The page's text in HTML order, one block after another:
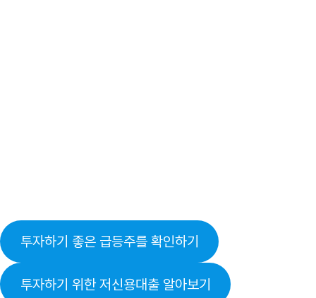
투자하기 좋은 급등주를 확인하기
투자하기 위한 저신용대출 알아보기